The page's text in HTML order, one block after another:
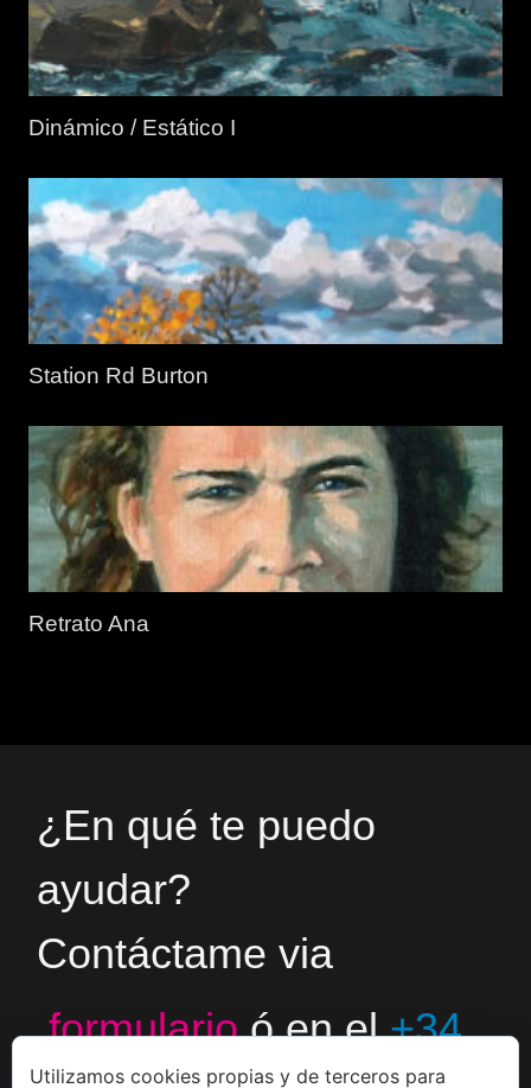
Dinámico / Estático I
Station Rd Burton
Retrato Ana
¿En qué te puedo
ayudar?
Contáctame via
formularioó en el+34
Utilizamos cookies propias y de terceros para